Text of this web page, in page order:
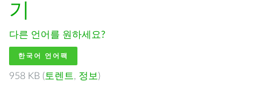
기
다른 언어를 원하세요?
한국어 언어팩
958 KB ( 토렌트, 정보 )